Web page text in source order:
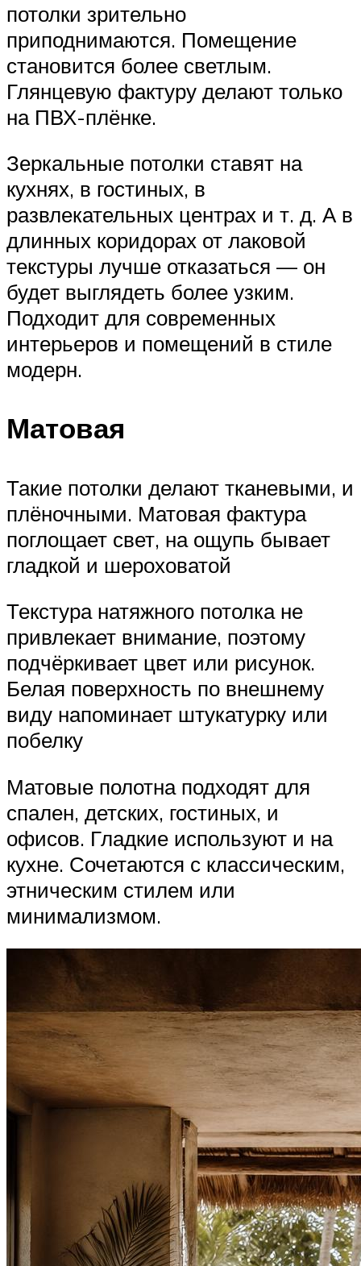
потолки зрительно
приподнимаются. Помещение
становится более светлым.
Глянцевую фактуру делают только
на ПВХ-плёнке.
Зеркальные потолки ставят на
кухнях, в гостиных, в
развлекательных центрах и т. д. А в
длинных коридорах от лаковой
текстуры лучше отказаться — он
будет выглядеть более узким.
Подходит для современных
интерьеров и помещений в стиле
модерн.
Матовая
Такие потолки делают тканевыми, и
плёночными. Матовая фактура
поглощает свет, на ощупь бывает
гладкой и шероховатой
Текстура натяжного потолка не
привлекает внимание, поэтому
подчёркивает цвет или рисунок.
Белая поверхность по внешнему
виду напоминает штукатурку или
побелку
Матовые полотна подходят для
спален, детских, гостиных, и
офисов. Гладкие используют и на
кухне. Сочетаются с классическим,
этническим стилем или
минимализмом.